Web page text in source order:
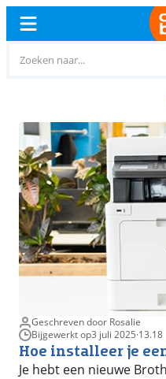
Geschreven door Rosalie
Bijgewerkt op3 juli 2025·13.18
Hoe installeer je
Je hebt een nieuwe